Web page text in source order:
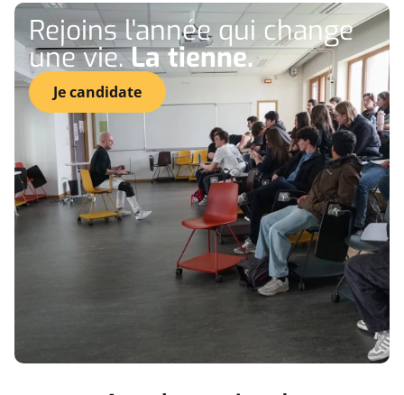
Rejoins l'année qui change
une vie.La tienne.
Je candidate